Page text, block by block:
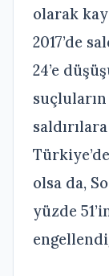
olarak
2017’de
24’e
olsa da,
yüzde